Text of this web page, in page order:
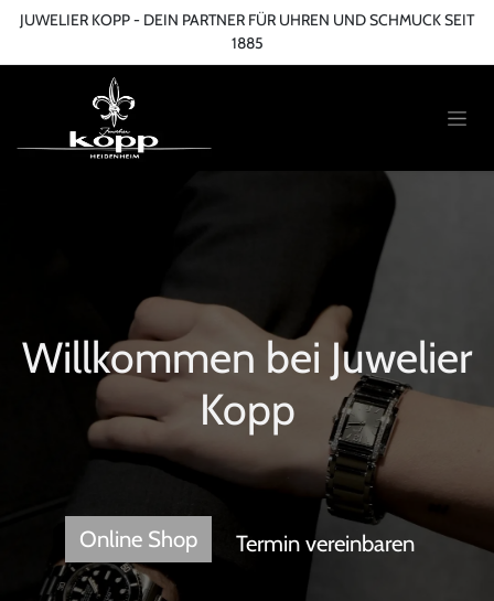
Zum Inhalt springen
JUWELIER KOPP - DEIN PARTNER FÜR UHREN UND SCHMUCK SEIT
1885
Willkommen bei Juwelier
Kopp
Online ​Shop Termin vereinbaren